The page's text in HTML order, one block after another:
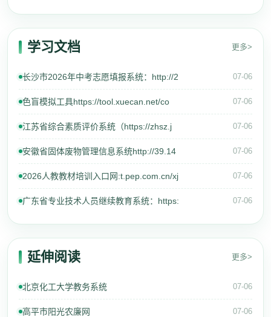
学习文档 更多>
长沙市2026年中考志愿填报系统：http://2 07-06
色盲模拟工具https://tool.xuecan.net/co 07-06
江苏省综合素质评价系统（https://zhsz.j 07-06
安徽省固体废物管理信息系统http://39.14 07-06
2026人教教材培训入口网:t.pep.com.cn/xj 07-06
广东省专业技术人员继续教育系统：https: 07-06
延伸阅读 更多>
北京化工大学教务系统 07-06
高平市阳光农廉网 07-06